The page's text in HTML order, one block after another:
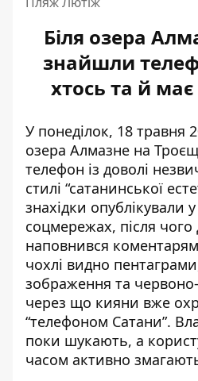
Біля озера
знайшли
хтось та й
У понеділок, 18 травня
озера Алмазне на
телефон із доволі
стилі “сатанинської
знахідки опублікували
соцмережах, після
наповнився
чохлі видно
зображення та
через що кияни вже
“телефоном Сатани”.
поки шукають, а
часом активно